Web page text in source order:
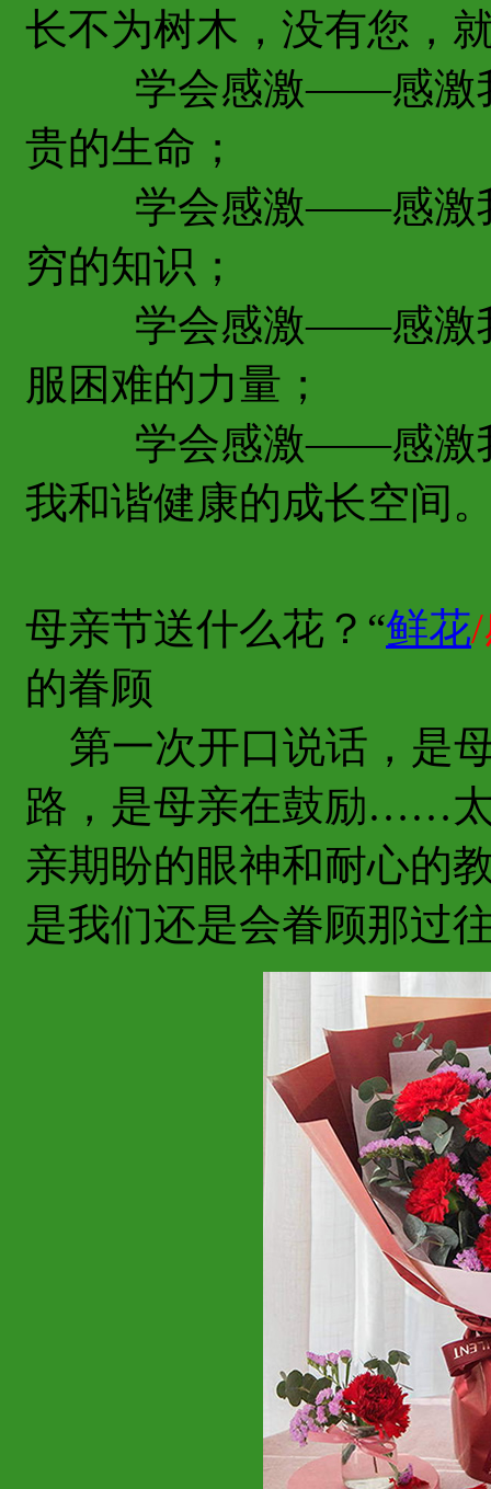
长不为树木，没有您，
学会感激——感激我
贵的生命；
学会感激——感激我
穷的知识；
学会感激——感激我
服困难的力量；
学会感激——感激我
我和谐健康的成长空间
母亲节送什么花？“鲜花
的眷顾
第一次开口说话，是
路，是母亲在鼓励……
亲期盼的眼神和耐心的
是我们还是会眷顾那过